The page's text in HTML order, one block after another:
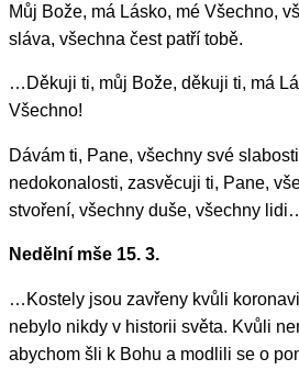
Můj Bože, má Lásko, mé Všechno,
sláva, všechna čest patří tobě.
…Děkuji ti, můj Bože, děkuji ti, má
Všechno!
Dávám ti, Pane, všechny své
nedokonalosti, zasvěcuji ti, Pane,
stvoření, všechny duše, všechny
Nedělní mše 15. 3.
…Kostely jsou zavřeny kvůli
nebylo nikdy v historii světa. Kvůli
abychom šli k Bohu a modlili se o